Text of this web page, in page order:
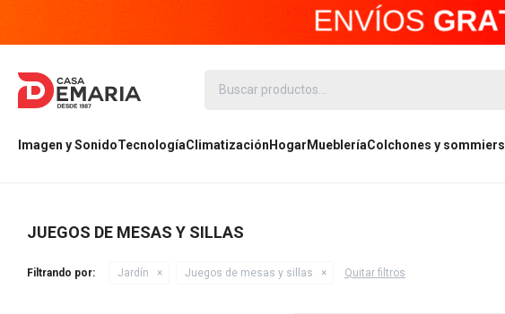
Imagen y SonidoTecnologíaClimatización Hogar MuebleríaColchones y sommiers
JUEGOS DE MESAS Y SILLAS
Filtrando por: Jardín Juegos de mesas y sillas Quitar filtros